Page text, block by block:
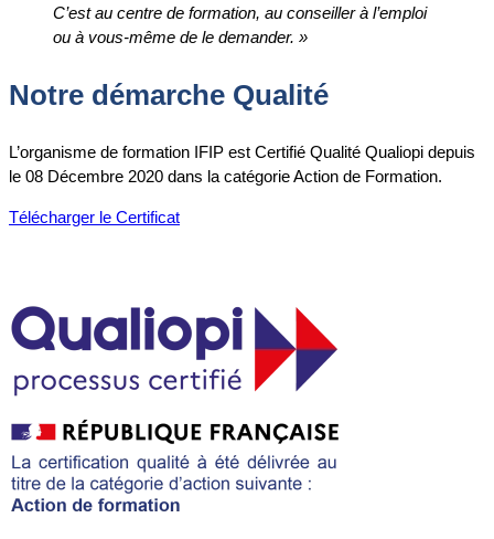
C’est au centre de formation, au conseiller à l’emploi
ou à vous-même de le demander. »
Notre démarche Qualité
L’organisme de formation IFIP est Certifié Qualité Qualiopi depuis
le 08 Décembre 2020 dans la catégorie Action de Formation.
Télécharger le Certificat